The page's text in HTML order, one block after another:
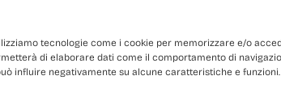
tecnologie come i cookie per memorizzare e/o
di elaborare dati come il comportamento di
influire negativamente su alcune caratteristiche e funzioni.